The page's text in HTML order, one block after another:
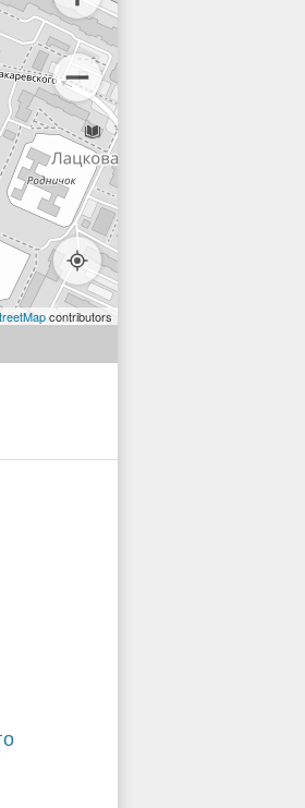
contributors